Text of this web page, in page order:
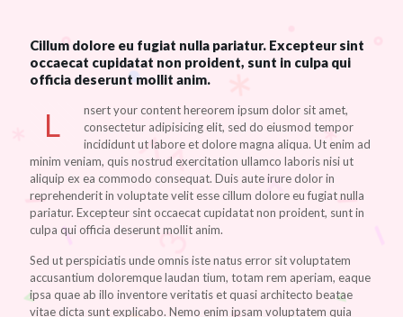
Cillum dolore eu fugiat nulla pariatur. Excepteur sint
occaecat cupidatat non proident, sunt in culpa qui
officia deserunt mollit anim.
L
nsert your content hereorem ipsum dolor sit amet,
consectetur adipisicing elit, sed do eiusmod tempor
incididunt ut labore et dolore magna aliqua. Ut enim ad
minim veniam, quis nostrud exercitation ullamco laboris nisi ut
aliquip ex ea commodo consequat. Duis aute irure dolor in
reprehenderit in voluptate velit esse cillum dolore eu fugiat nulla
pariatur. Excepteur sint occaecat cupidatat non proident, sunt in
culpa qui officia deserunt mollit anim.
Sed ut perspiciatis unde omnis iste natus error sit voluptatem
accusantium doloremque laudan tium, totam rem aperiam, eaque
ipsa quae ab illo inventore veritatis et quasi architecto beatae
vitae dicta sunt explicabo. Nemo enim ipsam voluptatem quia